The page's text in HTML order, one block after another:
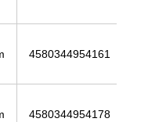
4580344954161
4580344954178